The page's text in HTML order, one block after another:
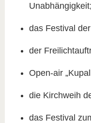
Unabhängigkeit;
das Festival
der
Open-air
die Kirchweih
das Festival